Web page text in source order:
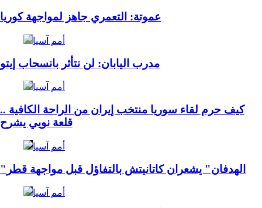
عموتة: التعمري جاهز لمواجهة كوريا
أمم آسيا
مدرب اليابان: لن نتأثر بانسحاب إيتو
أمم آسيا
كيف حرم لقاء سوريا منتخب إيران من الراحة الكافية ..
قلعة نويي يشرح
أمم آسيا
"الهدفان" يشعران كاتانيتش بالتفاؤل قبل مواجهة قطر
أمم آسيا